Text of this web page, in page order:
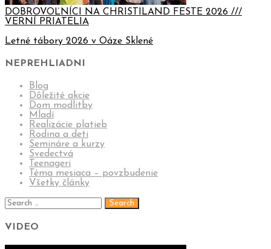
DOBROVOĽNÍCI NA CHRISTILAND FESTE 2026 ///
VERNÍ PRIATELIA
Letné tábory 2026 v Oáze Sklené
NEPREHLIADNI
Blog
Dôležité akcie
Dom modlitby
Mladí
Realizácie platieb
Rodina a deti
Semináre a kurzy
Svedectvá
Teenageri
Téma mesiaca – povzbudenie
Všetky články
VIDEO